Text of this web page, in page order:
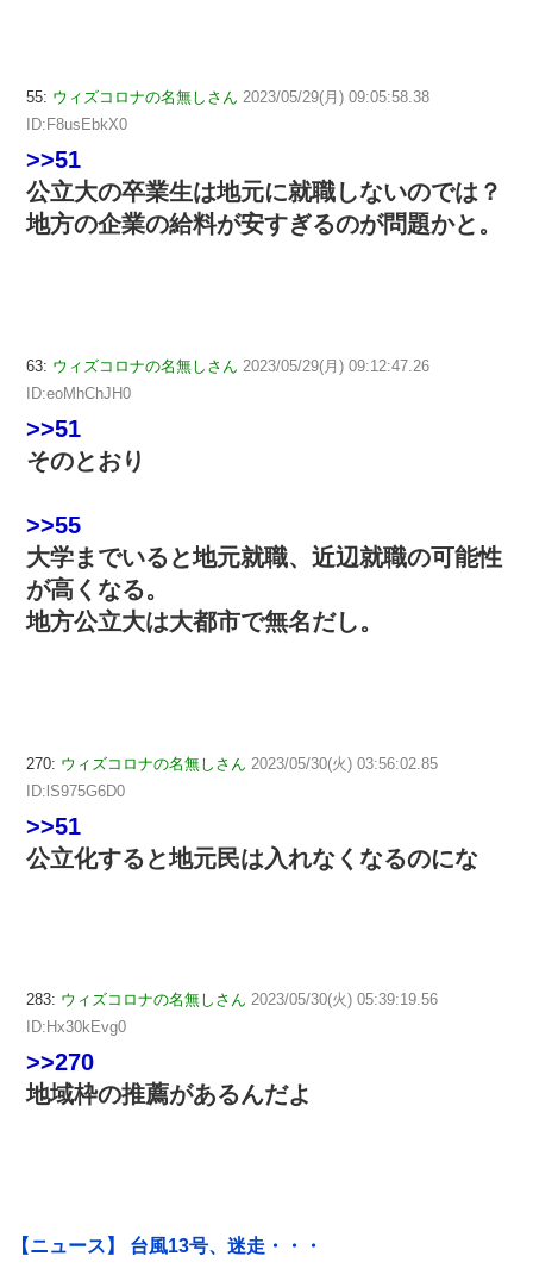
55: ウィズコロナの名無しさん 2023/05/29(月) 09:05:58.38
ID:F8usEbkX0
>>51
公立大の卒業生は地元に就職しないのでは？
地方の企業の給料が安すぎるのが問題かと。
63: ウィズコロナの名無しさん 2023/05/29(月) 09:12:47.26
ID:eoMhChJH0
>>51
そのとおり
>>55
大学までいると地元就職、近辺就職の可能性
が高くなる。
地方公立大は大都市で無名だし。
270: ウィズコロナの名無しさん 2023/05/30(火) 03:56:02.85
ID:lS975G6D0
>>51
公立化すると地元民は入れなくなるのにな
283: ウィズコロナの名無しさん 2023/05/30(火) 05:39:19.56
ID:Hx30kEvg0
>>270
地域枠の推薦があるんだよ
【ニュース】 台風13号、迷走・・・